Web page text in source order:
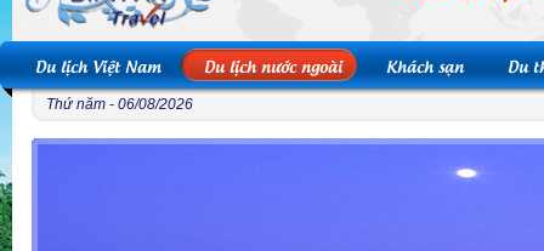
Du lịch Việt Nam Du lịch nước ngoài Khách sạn Du
Thứ năm - 06/08/2026